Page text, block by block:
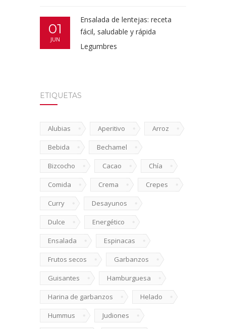
01
JUN
Ensalada de lentejas: receta
fácil, saludable y rápida
Legumbres
ETIQUETAS
Alubias Aperitivo Arroz
Bebida Bechamel
Bizcocho Cacao Chía
Comida Crema Crepes
Curry Desayunos
Dulce Energético
Ensalada Espinacas
Frutos secos Garbanzos
Guisantes Hamburguesa
Harina de garbanzos Helado
Hummus Judiones